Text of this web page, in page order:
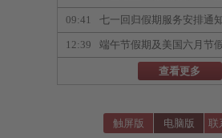
09:41 七一回归假期服务安排通
12:39 端午节假期及美国六月节
查看更多
触屏版 电脑版 联